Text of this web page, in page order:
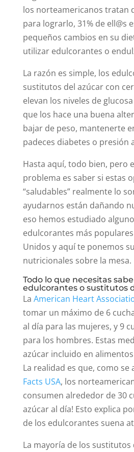
los norteamericanos tratan
para lograrlo, 31% de ell@s
pequeños cambios en su
utilizar edulcorantes o
La razón es simple, los
sustitutos del azúcar con
elevan los niveles de
que los hace una buena
bajar de peso, mantenerte
padeces diabetes o presión
Hasta aquí, todo bien, pero
problema es saber si estas
“saludables” realmente lo
ayudarnos están dañando
eso hemos estudiado
edulcorantes más
Unidos y aquí te ponemos
nutricionales sobre la mesa.
Todo lo que necesitas
edulcorantes o sustitutos
La American Heart
tomar un máximo de 6
al día para las mujeres, y 9
para los hombres. Estas
azúcar incluido en
La realidad es que, como se
Facts USA, los
consumen alrededor de 30
azúcar al día! Esto explica
de los edulcorantes suena
La mayoría de los